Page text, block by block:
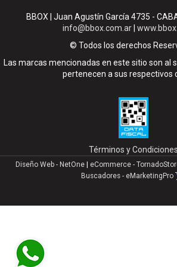
BBOX | Juan Agustín García 4735 -
info@bbox.com.ar
© Todos los derechos
Las marcas mencionadas en este sitio son al
pertenecen a sus respectivos
Términos y Condiciones
Diseño Web - NetOne | eCommerce -
Buscadores - eMarketingPro